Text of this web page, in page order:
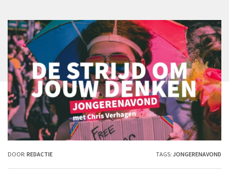
DOOR: REDACTIE TAGS: JONGERENAVOND